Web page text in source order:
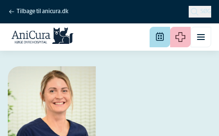
Tilbage til anicura.dk SØG